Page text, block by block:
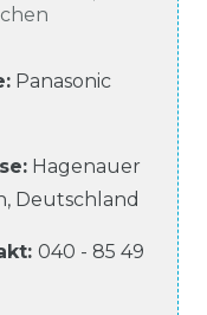
: Panasonic
Hagenauer
, Deutschland
040 - 85 49